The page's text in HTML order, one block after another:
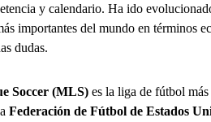
y calendario. Ha ido
importantes del mundo en términos
dudas.
Soccer (MLS) es la liga de fútbol
Federación de Fútbol de Estados